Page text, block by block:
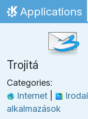
Ugrás a tartalomhoz
Kezdőlap
Applications
Trojitá
Categories:
Internet
Irodai
alkalmazások